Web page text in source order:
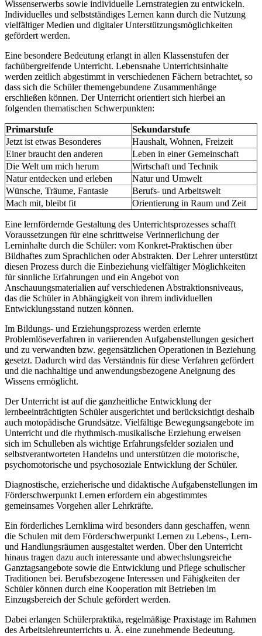
Wissenserwerbs sowie individuelle Lernstrategien zu entwickeln.
Individuelles und selbstständiges Lernen kann durch die Nutzung
vielfältiger Medien und digitaler Unterstützungsmöglichkeiten
gefördert werden.
Eine besondere Bedeutung erlangt in allen Klassenstufen der
fachübergreifende Unterricht. Lebensnahe Unterrichtsinhalte
werden zeitlich abgestimmt in verschiedenen Fächern betrachtet, so
dass sich die Schüler themengebundene Zusammenhänge
erschließen können. Der Unterricht orientiert sich hierbei an
folgenden thematischen Schwerpunkten:
Primarstufe
Sekundarstufe
Jetzt ist etwas Besonderes
Haushalt, Wohnen, Freizeit
Einer braucht den anderen
Leben in einer Gemeinschaft
Die Welt um mich herum
Wirtschaft und Technik
Natur entdecken und erleben
Natur und Umwelt
Wünsche, Träume, Fantasie
Berufs- und Arbeitswelt
Mach mit, bleibt fit
Orientierung in Raum und Zeit
Eine lernfördernde Gestaltung des Unterrichtsprozesses schafft
Voraussetzungen für eine schrittweise Verinnerlichung der
Lerninhalte durch die Schüler: vom Konkret-Praktischen über
Bildhaftes zum Sprachlichen oder Abstrakten. Der Lehrer unterstützt
diesen Prozess durch die Einbeziehung vielfältiger Möglichkeiten
für sinnliche Erfahrungen und ein Angebot von
Anschauungsmaterialien auf verschiedenen Abstraktionsniveaus,
das die Schüler in Abhängigkeit von ihrem individuellen
Entwicklungsstand nutzen können.
Im Bildungs- und Erziehungsprozess werden erlernte
Problemlöseverfahren in variierenden Aufgabenstellungen gesichert
und zu verwandten bzw. gegensätzlichen Operationen in Beziehung
gesetzt. Dadurch wird das Verständnis für diese Verfahren gefördert
und die nachhaltige und anwendungsbezogene Aneignung des
Wissens ermöglicht.
Der Unterricht ist auf die ganzheitliche Entwicklung der
lernbeeinträchtigten Schüler ausgerichtet und berücksichtigt deshalb
auch motopädische Grundsätze. Vielfältige Bewegungsangebote im
Unterricht und die rhythmisch-musikalische Erziehung erweisen
sich im Schulleben als wichtige Erfahrungsfelder sozialen und
selbstverantworteten Handelns und unterstützen die motorische,
psychomotorische und psychosoziale Entwicklung der Schüler.
Diagnostische, erzieherische und didaktische Aufgabenstellungen im
Förderschwerpunkt Lernen erfordern ein abgestimmtes
gemeinsames Vorgehen aller Lehrkräfte.
Ein förderliches Lernklima wird besonders dann geschaffen, wenn
die Schulen mit dem Förderschwerpunkt Lernen zu Lebens-, Lern-
und Handlungsräumen ausgestaltet werden. Über den Unterricht
hinaus tragen dazu auch interessante und abwechslungsreiche
Ganztagsangebote sowie die Entwicklung und Pflege schulischer
Traditionen bei. Berufsbezogene Interessen und Fähigkeiten der
Schüler können durch eine Kooperation mit Betrieben im
Einzugsbereich der Schule gefördert werden.
Dabei erlangen Schülerpraktika, regelmäßige Praxistage im Rahmen
des Arbeitslehreunterrichts u. Ä. eine zunehmende Bedeutung.